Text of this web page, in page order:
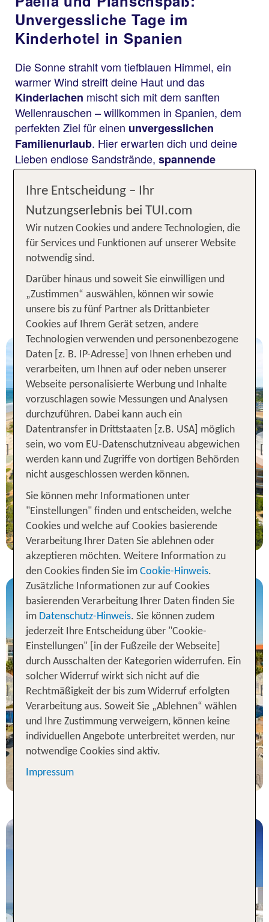
Unvergessliche Tage im
Kinderhotel in Spanien
Die Sonne strahlt vom tiefblauen Himmel, ein
warmer Wind streift deine Haut und das
Kinderlachen mischt sich mit dem sanften
Wellenrauschen – willkommen in Spanien, dem
perfekten Ziel für einen unvergesslichen
Familienurlaub. Hier erwarten dich und deine
Lieben endlose Sandstrände, spannende
Freizeitparksund lebendige Städtevoller
Abenteuerfür Groß und Klein. Die Kinderhotels in
Spanien punkten mitgroßzügigen
Familienzimmern
, professioneller Betreuung und
abwechslungsreicher Animationfür jedes Alter.
Pack die Koffer und freu dich auf eine Auszeit, die
alle glücklich macht!
Unsere TOP Kinderhotels für 1
Woche Spanien
Previous
Spanien Festland
Hipotels Barrosa Palace
Spa & Wellness
98 % Weiterempfehlung
7 Nächte, Ü, XX
p.P. ab 479 €
Previous
Spanien Festland
Best Costa Ballena
87 % Weiterempfehlung
7 Nächte, Ü, DZ
Ihre Entscheidung – Ihr
Nutzungserlebnis bei TUI.com
Wir nutzen Cookies und andere Technologien, die
für Services und Funktionen auf unserer Website
notwendig sind.
Darüber hinaus und soweit Sie einwilligen und
„Zustimmen“ auswählen, können wir sowie
unsere bis zu fünf Partner als Drittanbieter
Cookies auf Ihrem Gerät setzen, andere
Technologien verwenden und personenbezogene
Daten [z. B. IP-Adresse] von Ihnen erheben und
verarbeiten, um Ihnen auf oder neben unserer
Webseite personalisierte Werbung und Inhalte
vorzuschlagen sowie Messungen und Analysen
durchzuführen. Dabei kann auch ein
Datentransfer in Drittstaaten [z.B. USA] möglich
sein, wo vom EU-Datenschutzniveau abgewichen
werden kann und Zugriffe von dortigen Behörden
nicht ausgeschlossen werden können.
Sie können mehr Informationen unter
"Einstellungen" finden und entscheiden, welche
Cookies und welche auf Cookies basierende
Verarbeitung Ihrer Daten Sie ablehnen oder
akzeptieren möchten. Weitere Information zu
den Cookies finden Sie im Cookie-Hinweis.
Zusätzliche Informationen zur auf Cookies
basierenden Verarbeitung Ihrer Daten finden Sie
im Datenschutz-Hinweis. Sie können zudem
jederzeit Ihre Entscheidung über "Cookie-
Einstellungen" [in der Fußzeile der Webseite]
durch Ausschalten der Kategorien widerrufen. Ein
solcher Widerruf wirkt sich nicht auf die
Rechtmäßigkeit der bis zum Widerruf erfolgten
Verarbeitung aus. Soweit Sie „Ablehnen“ wählen
und Ihre Zustimmung verweigern, können keine
individuellen Angebote unterbreitet werden, nur
notwendige Cookies sind aktiv.
Impressum